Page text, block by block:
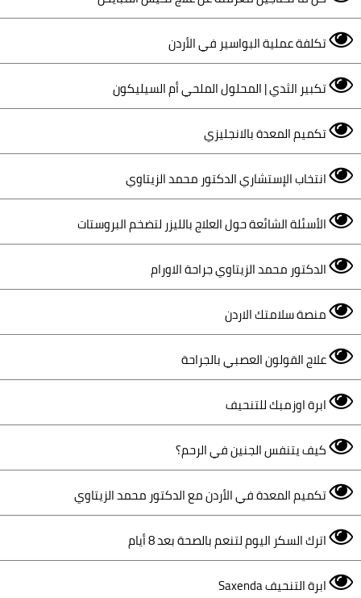
تكلفة عملية البواسير في الأردن
تكبير الثدي | المحلول الملحي أم السيليكون
تكميم المعدة بالانجليزي
انتخاب الإستشاري الدكتور محمد الزيتاوي
الأسئلة الشائعة حول العلاج بالليزر لتضخم البروستات
الدكتور محمد الزيتاوي جراحة الاورام
منصة سلامتك الاردن
علاج القولون العصبي بالجراحة
ابرة اوزمبك للتنحيف
كيف يتنفس الجنين في الرحم؟
تكميم المعدة في الأردن مع الدكتور محمد الزيتاوي
اترك السكر اليوم لتنعم بالصحة بعد 8 أيام
ابرة التنحيف Saxenda